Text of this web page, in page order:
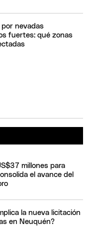
por nevadas
fuertes: qué zonas
millones para
el avance del
la nueva licitación
en Neuquén?